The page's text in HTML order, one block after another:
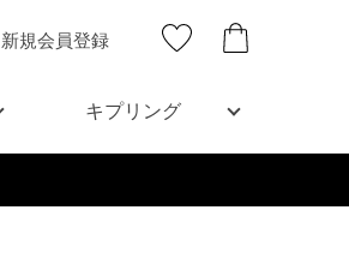
新規会員登録
キプリング